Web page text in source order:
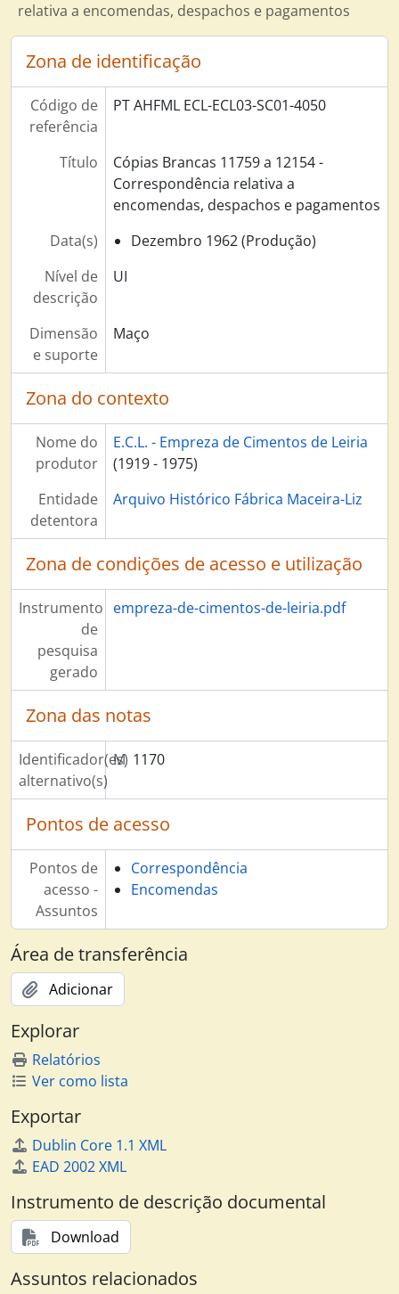
relativa a encomendas, despachos e pagamentos
Zona de identificação
Código de
referência
PT AHFML ECL-ECL03-SC01-4050
Título
Cópias Brancas 11759 a 12154 -
Correspondência relativa a
encomendas, despachos e pagamentos
Data(s)
Dezembro 1962 (Produção)
Nível de
descrição
UI
Dimensão
e suporte
Maço
Zona do contexto
Nome do
produtor
E.C.L. - Empreza de Cimentos de Leiria
(1919 - 1975)
Entidade
detentora
Arquivo Histórico Fábrica Maceira-Liz
Zona de condições de acesso e utilização
Instrumento
de
pesquisa
gerado
empreza-de-cimentos-de-leiria.pdf
Zona das notas
Identificador(es)
alternativo(s)
M 1170
Pontos de acesso
Pontos de
acesso -
Assuntos
Correspondência
Encomendas
Área de transferência
Adicionar
Explorar
Relatórios
Ver como lista
Exportar
Dublin Core 1.1 XML
EAD 2002 XML
Instrumento de descrição documental
Download
Assuntos relacionados